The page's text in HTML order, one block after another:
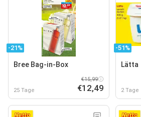
-21%
Bree Bag-in-Box
25 Tage
€15,99
€12,49
-51%
Lätta
2 Tage